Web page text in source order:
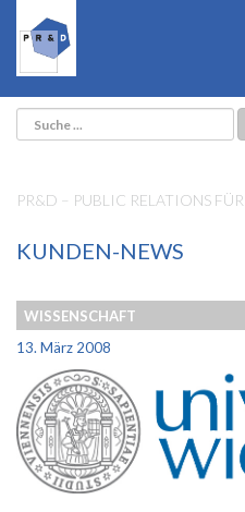
PR&D – PUBLIC RELATIONS
KUNDEN-NEWS
WISSENSCHAFT
13. März 2008